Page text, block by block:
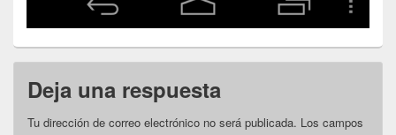
Deja una respuesta
Tu dirección de correo electrónico no será publicada. Los campos